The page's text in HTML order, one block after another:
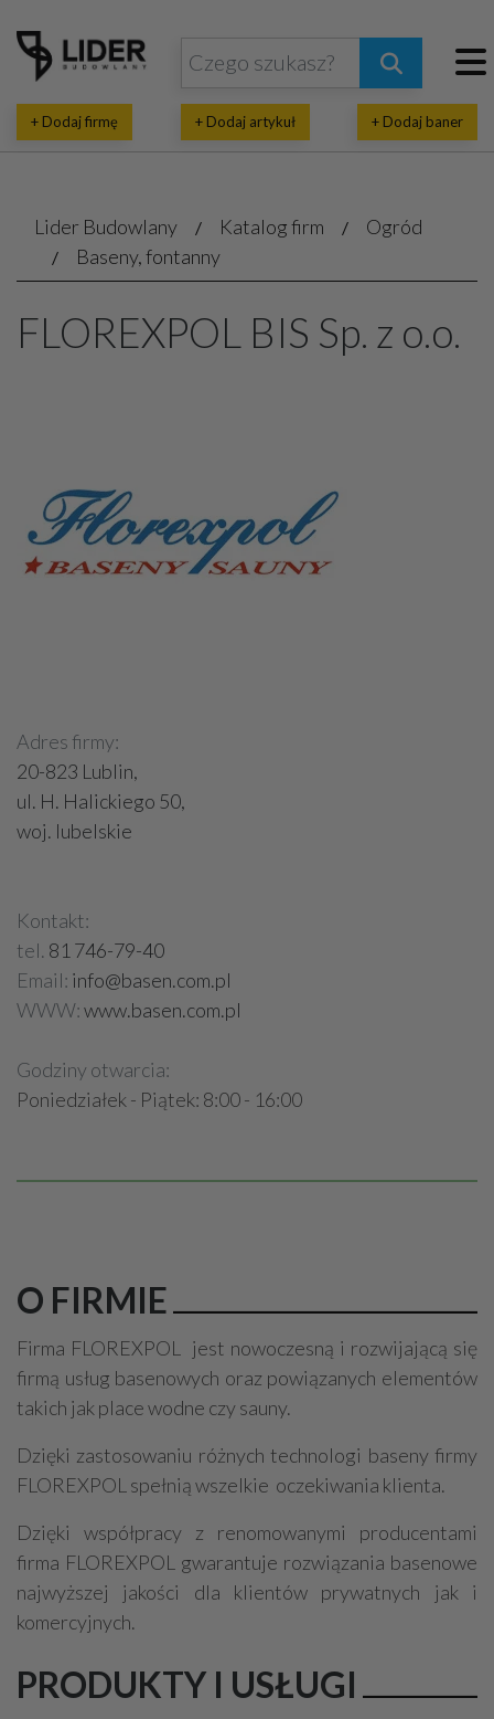
+ Dodaj firmę + Dodaj artykuł + Dodaj baner
Lider Budowlany Katalog firm
Ogród
Baseny, fontanny
FLOREXPOL BIS Sp. z o.o.
Adres firmy:
20-823 Lublin,
ul. H. Halickiego 50,
woj. lubelskie
Kontakt:
tel. 81 746-79-40
Email: info@basen.com.pl
WWW:www.basen.com.pl
Godziny otwarcia:
Poniedziałek - Piątek: 8:00 - 16:00
O FIRMIE
Firma FLOREXPOL jest nowoczesną i rozwijającą się
firmą usług basenowych oraz powiązanych elementów
takich jak place wodne czy sauny.
Dzięki zastosowaniu różnych technologi baseny firmy
FLOREXPOL spełnią wszelkie oczekiwania klienta.
Dzięki współpracy z renomowanymi producentami
firma FLOREXPOL gwarantuje rozwiązania basenowe
najwyższej jakości dla klientów prywatnych jak i
komercyjnych.
PRODUKTY I USŁUGI